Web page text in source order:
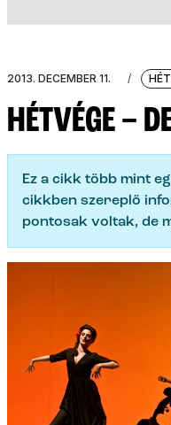
2013. DECEMBER 11. /
HÉTVÉGE –
Ez a cikk több mint
cikkben szereplő
pontosak voltak, de